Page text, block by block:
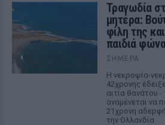
Τραγωδία
μητέρα:
φίλη της
παιδιά
ΣΉΜΕΡΑ
Η νεκροψία-
42χρονης
αιτία θανάτου -
αναμένεται να
21χρονη
την Ολλανδία